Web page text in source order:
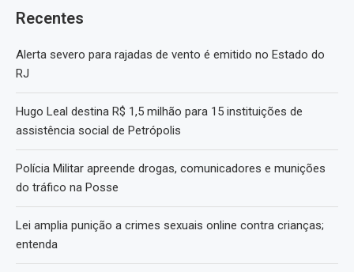
Recentes
Alerta severo para rajadas de vento é emitido no Estado do
RJ
Hugo Leal destina R$ 1,5 milhão para 15 instituições de
assistência social de Petrópolis
Polícia Militar apreende drogas, comunicadores e munições
do tráfico na Posse
Lei amplia punição a crimes sexuais online contra crianças;
entenda